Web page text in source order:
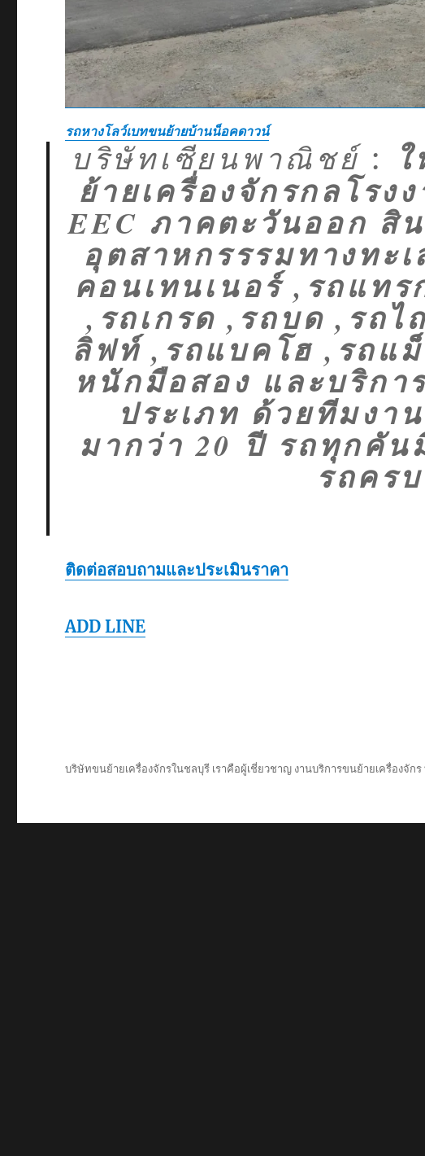
รถหางโลว์เบทขนย้ายบ้านน็อคดาวน์
บริษัทเซียนพาณิชย์ :
ย้ายเครื่องจักรกลโร
EEC ภาคตะวันออก สิ
อุตสาหกรรรมทางทะ
คอนเทนเนอร์ ,รถแท
,รถเกรด ,รถบด ,รถไ
ลิฟท์ ,รถแบคโฮ ,รถแ
หนักมือสอง และบริกา
ประเภท ด้วยทีมงา
มากว่า 20 ปี รถทุกคัน
รถคร
ติดต่อสอบถามและประเมินราคา
ADD LINE
บริษัทขนย้ายเครื่องจักรในชลบุรี เราคือผู้เชี่ยวชาญ งานบริการขนย้ายเครื่องจัก